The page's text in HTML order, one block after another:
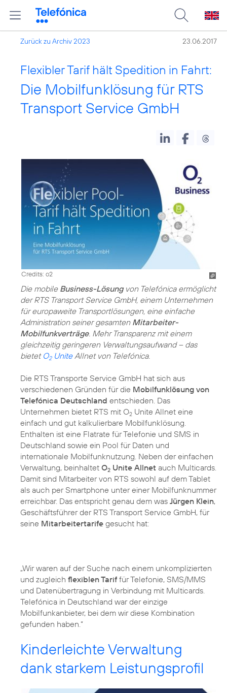
Zurück zu Archiv 2023 23.06.2017
Flexibler Tarif hält Spedition in Fahrt:
Die Mobilfunklösung für RTS
Transport Service GmbH
Credits: o2
Die mobile Business-Lösungvon Telefónica ermöglicht
der RTS Transport Service GmbH, einem Unternehmen
für europaweite Transportlösungen, eine einfache
Administration seiner gesamten Mitarbeiter-
Mobilfunkverträge. Mehr Transparenz mit einem
gleichzeitig geringeren Verwaltungsaufwand – das
bietet O2UniteAllnet von Telefónica.
Die RTS Transporte Service GmbH hat sich aus
verschiedenen Gründen für die Mobilfunklösung von
Telefónica Deutschland entschieden. Das
Unternehmen bietet RTS mit O2 Unite Allnet eine
einfach und gut kalkulierbare Mobilfunklösung.
Enthalten ist eine Flatrate für Telefonie und SMS in
Deutschland sowie ein Pool für Daten und
internationale Mobilfunknutzung. Neben der einfachen
Verwaltung, beinhaltet O2 Unite Allnet auch Multicards.
Damit sind Mitarbeiter von RTS sowohl auf dem Tablet
als auch per Smartphone unter einer Mobilfunknummer
erreichbar. Das entspricht genau dem was Jürgen Klein,
Geschäftsführer der RTS Transport Service GmbH, für
seine Mitarbeitertarife gesucht hat:
„Wir waren auf der Suche nach einem unkomplizierten
und zugleich flexiblen Tarif für Telefonie, SMS/MMS
und Datenübertragung in Verbindung mit Multicards.
Telefónica in Deutschland war der einzige
Mobilfunkanbieter, bei dem wir diese Kombination
gefunden haben.“
Kinderleichte Verwaltung
dank starkem Leistungsprofil